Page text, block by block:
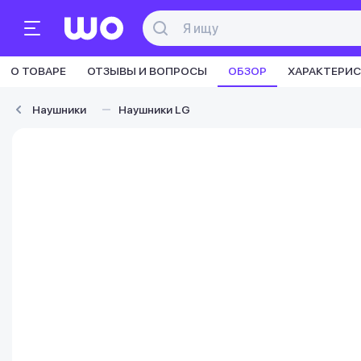
О ТОВАРЕ ОТЗЫВЫ И ВОПРОСЫ ОБЗОР
Наушники Наушники LG